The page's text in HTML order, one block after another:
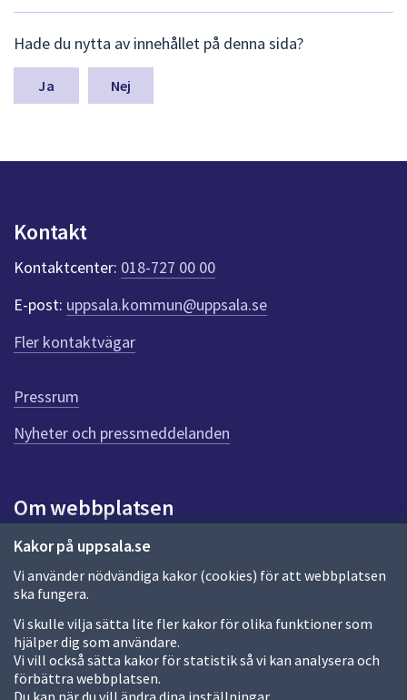
Kakor på uppsala.se
Vi använder nödvändiga kakor (cookies) för att webbplatsen
ska fungera.
Vi skulle vilja sätta lite fler kakor för olika funktioner som
hjälper dig som användare.
Vi vill också sätta kakor för statistik så vi kan analysera och
förbättra webbplatsen.
Du kan när du vill ändra dina inställningar.
ä
m
a
n
k
t
e
r
f
ö
r
e
n
n
a
d
a
Hade du nytta av innehållet på denna sida?
Nej
Kontakt
Kontaktcenter: 018-727 00 00
E-post: uppsala.kommun@uppsala.se
Fler kontaktvägar
Pressrum
Nyheter och pressmeddelanden
Om webbplatsen
Om webbplatsen
Allmänna handlingar och diarium
Behandling av personuppgifter
Kakor
Språk (other languages)